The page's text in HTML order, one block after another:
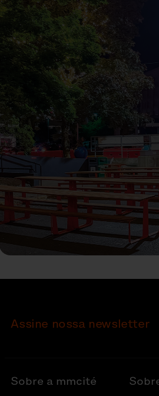
Assine nossa newsletter
Sobre a mmcité